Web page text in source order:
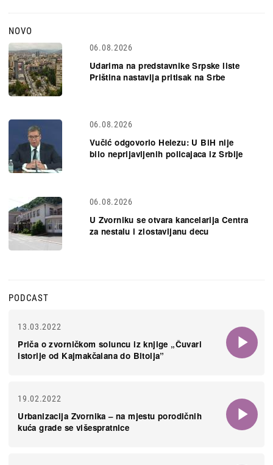
NOVO
06.08.2026
Udarima na predstavnike Srpske liste
Priština nastavlja pritisak na Srbe
06.08.2026
Vučić odgovorio Helezu: U BiH nije
bilo neprijavljenih policajaca iz Srbije
06.08.2026
U Zvorniku se otvara kancelarija Centra
za nestalu i zlostavljanu decu
PODCAST
13.03.2022
Priča o zvorničkom soluncu iz knjige „Čuvari
istorije od Kajmakčalana do Bitolja”
19.02.2022
Urbanizacija Zvornika – na mjestu porodičnih
kuća grade se višespratnice